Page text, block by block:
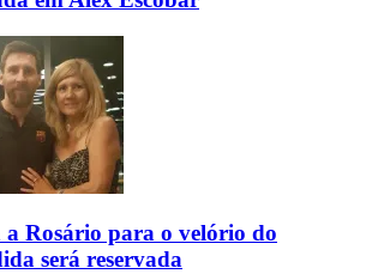
a Rosário para o velório do
será reservada